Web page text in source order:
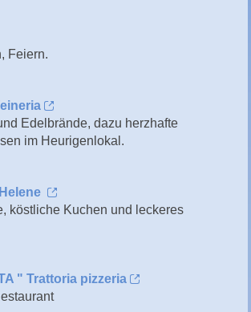
Feiern.
Edelbrände, dazu herzhafte
im Heurigenlokal.
köstliche Kuchen und leckeres
" Trattoria pizzeria